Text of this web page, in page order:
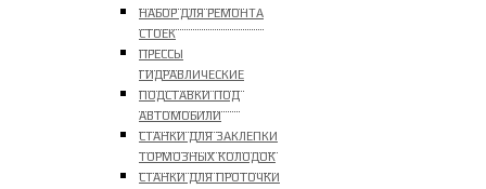
НАБОР ДЛЯ РЕМОНТА
СТОЕК
ПРЕССЫ
ГИДРАВЛИЧЕСКИЕ
ПОДСТАВКИ ПОД
АВТОМОБИЛИ
СТАНКИ ДЛЯ ЗАКЛЕПКИ
ТОРМОЗНЫХ КОЛОДОК
СТАНКИ ДЛЯ ПРОТОЧКИ